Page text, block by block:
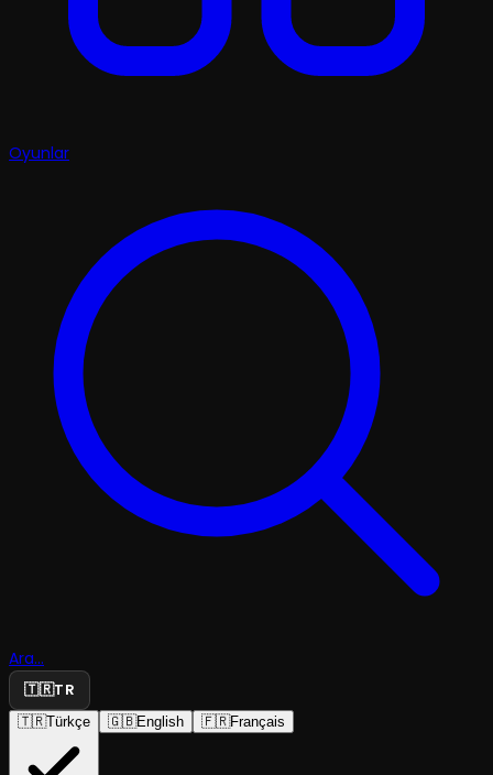
Oyunlar
Ara...
🇹🇷TR
🇹🇷Türkçe 🇬🇧English 🇫🇷Français